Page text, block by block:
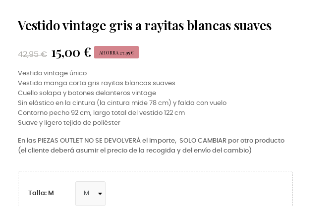
Vestido vintage gris a rayitas blancas suaves
42,95 € 15,00 € AHORRA 27,95 €
Vestido vintage único
Vestido manga corta gris rayitas blancas suaves
Cuello solapa y botones delanteros vintage
Sin elástico en la cintura (la cintura mide 78 cm) y falda con vuelo
Contorno pecho 92 cm, largo total del vestido 122 cm
Suave y ligero tejido de poliéster
En las PIEZAS OUTLET NO SE DEVOLVERÁ el importe, SOLO CAMBIAR por otro producto
(el cliente deberá asumir el precio de la recogida y del envío del cambio)
Talla: M